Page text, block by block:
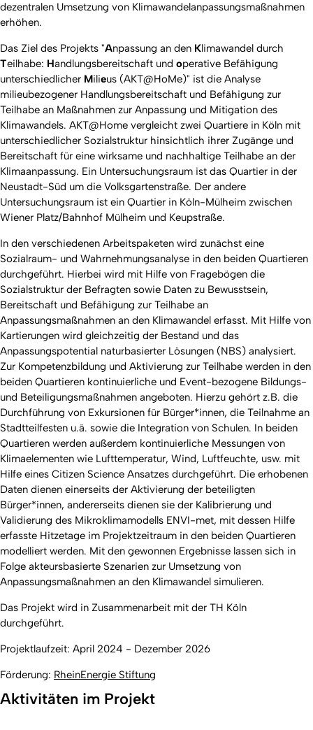
dezentralen Umsetzung von Klimawandelanpassungsmaßnahmen
erhöhen.
Das Ziel des Projekts "Anpassung an den Klimawandel durch
Teilhabe: Handlungsbereitschaft und operative Befähigung
unterschiedlicher Milieus (AKT@HoMe)" ist die Analyse
milieubezogener Handlungsbereitschaft und Befähigung zur
Teilhabe an Maßnahmen zur Anpassung und Mitigation des
Klimawandels. AKT@Home vergleicht zwei Quartiere in Köln mit
unterschiedlicher Sozialstruktur hinsichtlich ihrer Zugänge und
Bereitschaft für eine wirksame und nachhaltige Teilhabe an der
Klimaanpassung. Ein Untersuchungsraum ist das Quartier in der
Neustadt-Süd um die Volksgartenstraße. Der andere
Untersuchungsraum ist ein Quartier in Köln-Mülheim zwischen
Wiener Platz/Bahnhof Mülheim und Keupstraße.
In den verschiedenen Arbeitspaketen wird zunächst eine
Sozialraum- und Wahrnehmungsanalyse in den beiden Quartieren
durchgeführt. Hierbei wird mit Hilfe von Fragebögen die
Sozialstruktur der Befragten sowie Daten zu Bewusstsein,
Bereitschaft und Befähigung zur Teilhabe an
Anpassungsmaßnahmen an den Klimawandel erfasst. Mit Hilfe von
Kartierungen wird gleichzeitig der Bestand und das
Anpassungspotential naturbasierter Lösungen (NBS) analysiert.
Zur Kompetenzbildung und Aktivierung zur Teilhabe werden in den
beiden Quartieren kontinuierliche und Event-bezogene Bildungs-
und Beteiligungsmaßnahmen angeboten. Hierzu gehört z.B. die
Durchführung von Exkursionen für Bürger*innen, die Teilnahme an
Stadtteilfesten u.ä. sowie die Integration von Schulen. In beiden
Quartieren werden außerdem kontinuierliche Messungen von
Klimaelementen wie Lufttemperatur, Wind, Luftfeuchte, usw. mit
Hilfe eines Citizen Science Ansatzes durchgeführt. Die erhobenen
Daten dienen einerseits der Aktivierung der beteiligten
Bürger*innen, andererseits dienen sie der Kalibrierung und
Validierung des Mikroklimamodells ENVI-met, mit dessen Hilfe
erfasste Hitzetage im Projektzeitraum in den beiden Quartieren
modelliert werden. Mit den gewonnen Ergebnisse lassen sich in
Folge akteursbasierte Szenarien zur Umsetzung von
Anpassungsmaßnahmen an den Klimawandel simulieren.
Das Projekt wird in Zusammenarbeit mit der TH Köln
durchgeführt.
Projektlaufzeit: April 2024 - Dezember 2026
Förderung: RheinEnergie Stiftung
Aktivitäten im Projekt